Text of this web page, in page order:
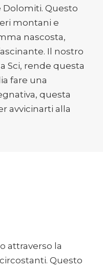
Questo
montani e
nascosta,
Il nostro
Sci, rende questa
fare una
questa
avvicinarti alla
attraverso la
Questo